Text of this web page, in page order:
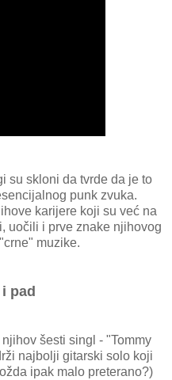
su skloni da tvrde da je to
punk zvuka.
karijere koji su već na
uočili i prve znake njihovog
muzike.
pad
šesti singl - "Tommy
najbolji gitarski solo koji
ipak malo preterano?)